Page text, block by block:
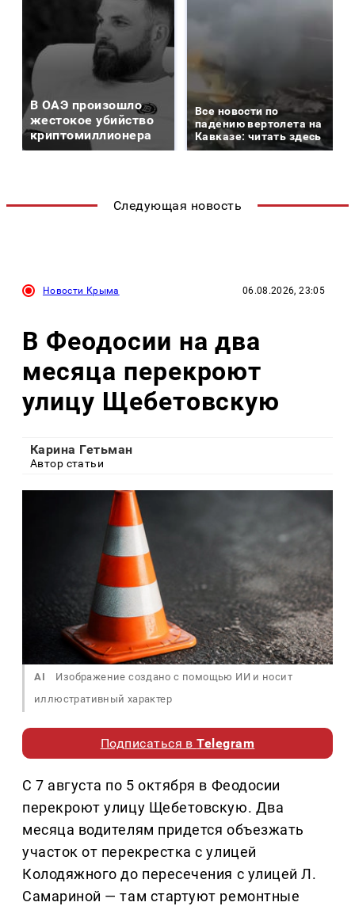
В ОАЭ произошло
жестокое убийство
криптомиллионера
Все новости по
падению вертолета на
Кавказе: читать здесь
Следующая новость
Новости Крыма 06.08.2026, 23:05
В Феодосии на два
месяца перекроют
улицу Щебетовскую
Карина Гетьман
Автор статьи
AI
Изображение создано с помощью ИИ и носит
иллюстративный характер
Подписаться вTelegram
С 7 августа по 5 октября в Феодосии
перекроют улицу Щебетовскую. Два
месяца водителям придется объезжать
участок от перекрестка с улицей
Колодяжного до пересечения с улицей Л.
Самариной — там стартуют ремонтные